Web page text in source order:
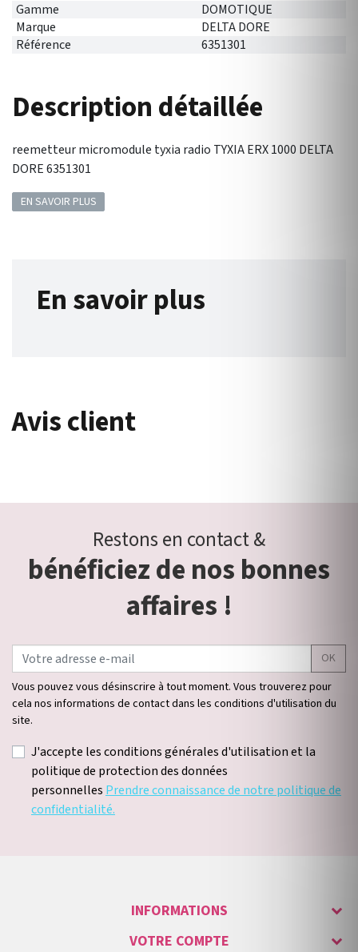
Gamme
DOMOTIQUE
Marque
DELTA DORE
Référence
6351301
Description détaillée
reemetteur micromodule tyxia radio TYXIA ERX 1000 DELTA
DORE 6351301
EN SAVOIR PLUS
En savoir plus
Avis client
Restons en contact &
bénéficiez de nos bonnes
affaires !
OK
Vous pouvez vous désinscrire à tout moment. Vous trouverez pour
cela nos informations de contact dans les conditions d'utilisation du
site.
J'accepte les conditions générales d'utilisation et la
politique de protection des données
personnelles Prendre connaissance de notre politique de
confidentialité.
INFORMATIONS
VOTRE COMPTE